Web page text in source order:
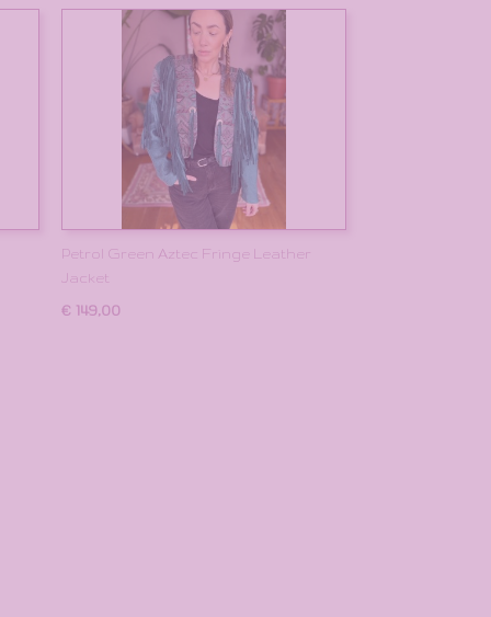
Petrol Green Aztec Fringe Leather
Jacket
€ 149,00